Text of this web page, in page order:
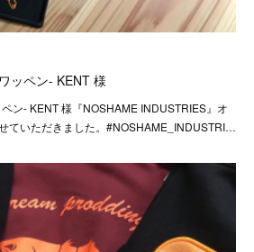
ッペン- KENT 様
ン- KENT 様『NOSHAME INDUSTRIES』オ
ていただきました。#NOSHAME_INDUSTRI…